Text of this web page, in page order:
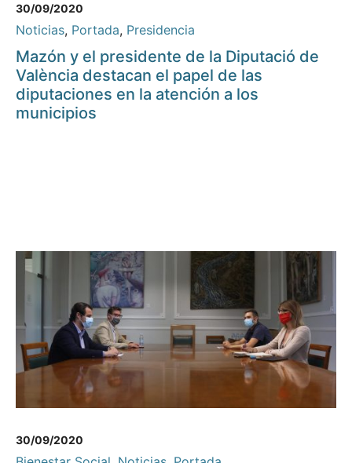
30/09/2020
Noticias, Portada, Presidencia
Mazón y el presidente de la Diputació de
València destacan el papel de las
diputaciones en la atención a los
municipios
30/09/2020